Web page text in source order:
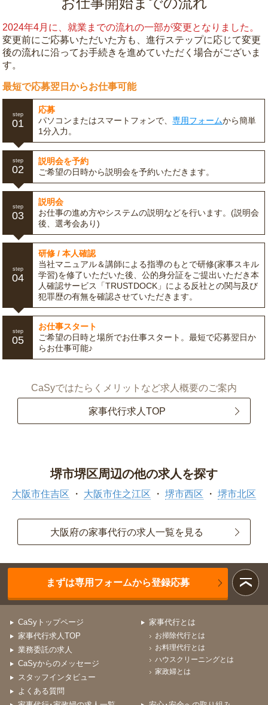
2024年4月に、就業までの流れの一部が変更となりました。
変更前にご応募いただいた方も、進行ステップに応じて変更
後の流れに沿ってお手続きを進めていただく場合がございま
す。
最短で応募翌日からお仕事可能
step
01
応募
パソコンまたはスマートフォンで、専用フォームから簡単
1分入力。
step
02
説明会を予約
ご希望の日時から説明会を予約いただきます。
step
03
説明会
お仕事の進め方やシステムの説明などを行います。(説明会
後、選考会あり)
step
04
研修 / 本人確認
当社マニュアル＆講師による指導のもとで研修(家事スキル
学習)を修了いただいた後、公的身分証をご提出いただき本
人確認サービス「TRUSTDOCK」による反社との関与及び
犯罪歴の有無を確認させていただきます。
step
05
お仕事スタート
ご希望の日時と場所でお仕事スタート。最短で応募翌日か
らお仕事可能♪
CaSyではたらくメリットなど求人概要のご案内
家事代行求人TOP
堺市堺区周辺の他の求人を探す
大阪市住吉区 大阪市住之江区 堺市西区 堺市北区
大阪府の家事代行の求人一覧を見る
まずは専用フォームから登録応募
CaSyトップページ
家事代行求人TOP
業務委託の求人
CaSyからのメッセージ
スタッフインタビュー
よくある質問
家事代行とは
お掃除代行とは
お料理代行とは
ハウスクリーニングとは
家政婦とは